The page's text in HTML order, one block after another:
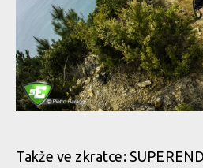
Takže ve zkratce: